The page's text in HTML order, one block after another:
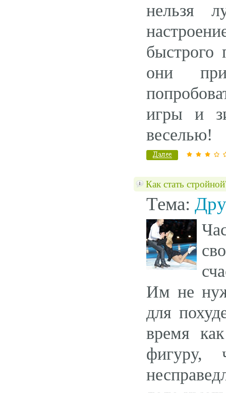
нельзя
быстрого
они
игры и
веселью!
Как стать
Тема:
Им не
для
время
фигуру,